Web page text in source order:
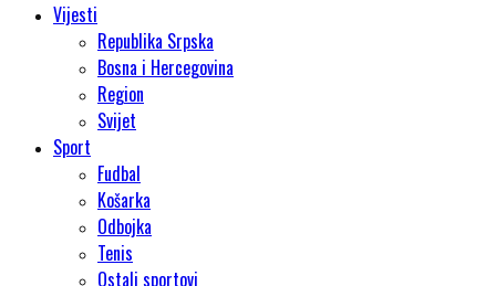
Vijesti
Republika Srpska
Bosna i Hercegovina
Region
Svijet
Sport
Fudbal
Košarka
Odbojka
Tenis
Ostali sportovi